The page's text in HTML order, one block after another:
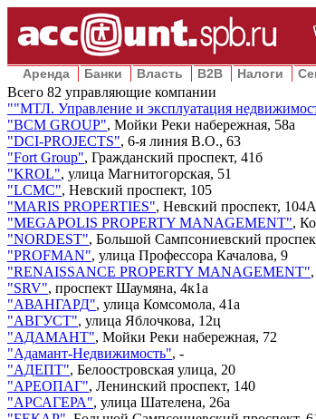
Аренда Банки Власть B2B Налоги
Всего 82 управляющие компании
""МТЛ. Управление и эксплуатация
"BCM GROUP", Мойки Реки набережная, 58а
"DCI-PROJECTS", 6-я линия В.О., 63
"Fort Group", Гражданский проспект, 41б
"KROL", улица Магнитогорская, 51
"LCMC", Невский проспект, 105
"MARIS PROPERTIES", Невский проспект, 104А
"MEGAPOLIS PROPERTY MANAGEMENT",
"NORDEST", Большой Сампсониевский
"PROFMAN", улица Профессора Качалова, 9
"RENAISSANCE PROPERTY MANAGEMENT",
"SRV", проспект Шаумяна, 4к1а
"АВАНГАРД", улица Комсомола, 41а
"АВГУСТ", улица Яблочкова, 12ц
"АДАМАНТ", Мойки Реки набережная, 72
"Адамант-Недвижимость", -
"АДЕПТ", Белоостровская улица, 20
"АРЕОПАГ", Ленинский проспект, 140
"АРСАГЕРА", улица Шателена, 26а